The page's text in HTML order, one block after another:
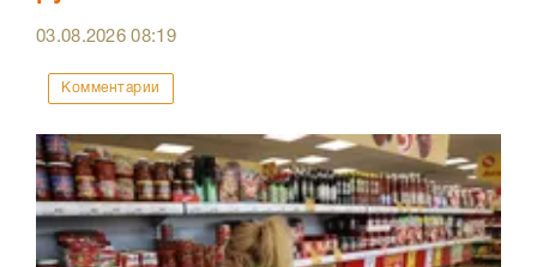
03.08.202608:19
Комментарии